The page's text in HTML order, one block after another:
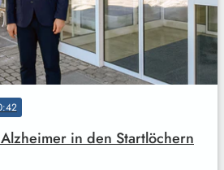
in den Startlöchern